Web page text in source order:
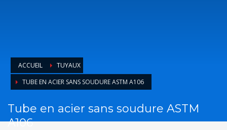
ACCUEIL
TUYAUX
TUBE EN ACIER SANS SOUDURE ASTM A106
Tube en acier sans soudure ASTM
A106